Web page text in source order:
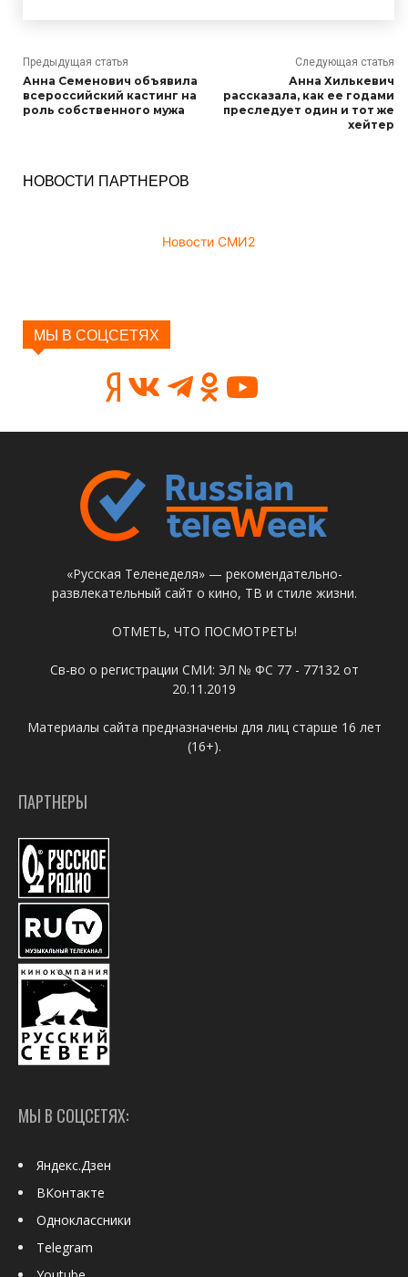
Предыдущая статья
Анна Семенович объявила
всероссийский кастинг на
роль собственного мужа
Следующая статья
Анна Хилькевич
рассказала, как ее годами
преследует один и тот же
хейтер
НОВОСТИ ПАРТНЕРОВ
Новости СМИ2
МЫ В СОЦСЕТЯХ
«Русская Теленеделя» — рекомендательно-
развлекательный сайт о кино, ТВ и стиле жизни.
ОТМЕТЬ, ЧТО ПОСМОТРЕТЬ!
Св-во о регистрации СМИ: ЭЛ № ФС 77 - 77132 от
20.11.2019
Материалы сайта предназначены для лиц старше 16 лет
(16+).
ПАРТНЕРЫ
МЫ В СОЦСЕТЯХ:
Яндекс.Дзен
ВКонтакте
Одноклассники
Telegram